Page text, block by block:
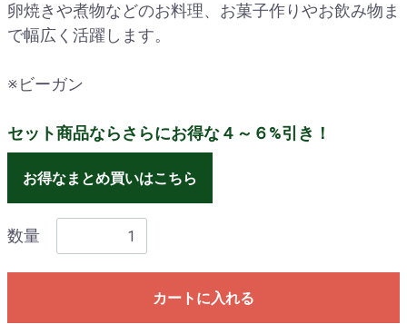
卵焼きや煮物などのお料理、お菓子作りやお飲み物ま
で幅広く活躍します。
※ビーガン
セット商品ならさらにお得な４～６%引き！
お得なまとめ買いはこちら
数量
カートに入れる